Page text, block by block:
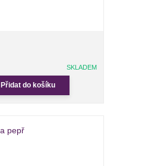
SKLADEM
Přidat do košíku